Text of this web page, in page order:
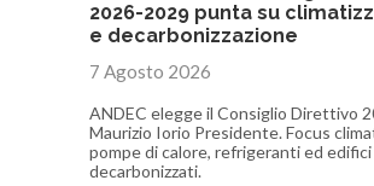
2026-2029 punta su
e decarbonizzazione
7 Agosto 2026
ANDEC elegge il Consiglio Direttivo
Maurizio Iorio Presidente. Focus
pompe di calore, refrigeranti ed edifici
decarbonizzati.